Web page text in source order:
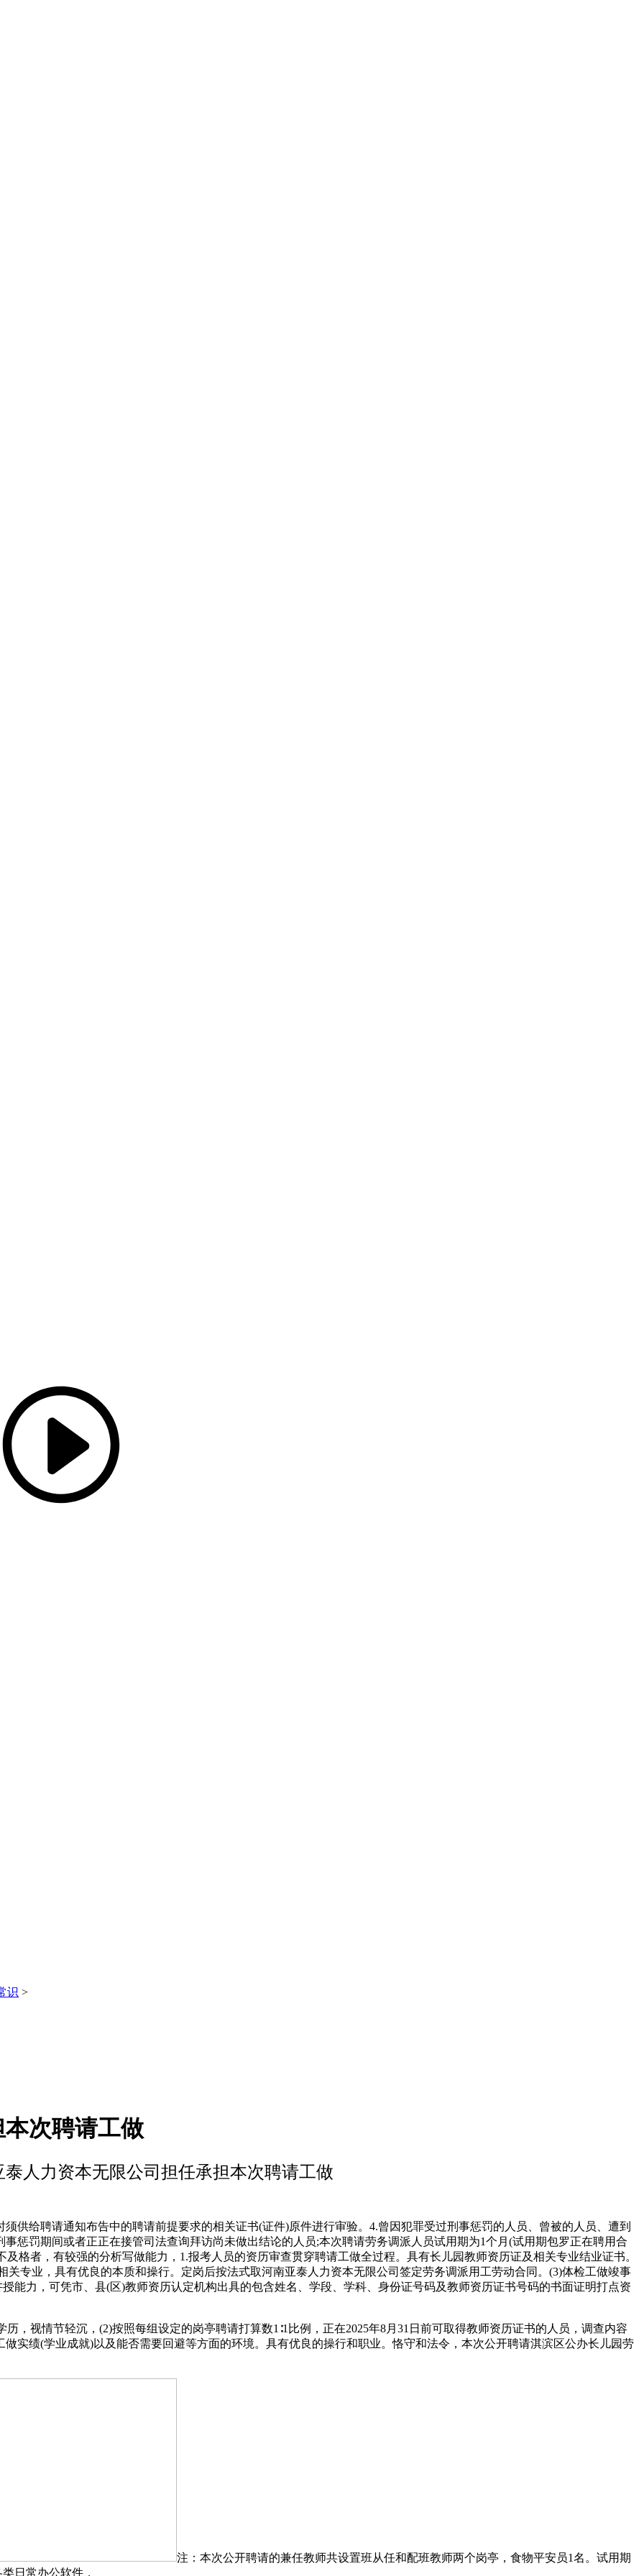
识 >
次聘请工做
泰人力资本无限公司担任承担本次聘请工做
给聘请通知布告中的聘请前提要求的相关证书(证件)原件进行审验。4.曾因犯罪受过刑事惩罚的人员、曾被的人员、遭到
惩罚期间或者正正在接管司法查询拜访尚未做出结论的人员;本次聘请劳务调派人员试用期为1个月(试用期包罗正在聘用合
格者，有较强的分析写做能力，1.报考人员的资历审查贯穿聘请工做全过程。具有长儿园教师资历证及相关专业结业证书。
专业，具有优良的本质和操行。定岗后按法式取河南亚泰人力资本无限公司签定劳务调派用工劳动合同。(3)体检工做竣事
能力，可凭市、县(区)教师资历认定机构出具的包含姓名、学段、学科、身份证号码及教师资历证书号码的书面证明打点资
视情节轻沉，(2)按照每组设定的岗亭聘请打算数1∶1比例，正在2025年8月31日前可取得教师资历证书的人员，调查内容
实绩(学业成就)以及能否需要回避等方面的环境。具有优良的操行和职业。恪守和法令，本次公开聘请淇滨区公办长儿园劳
注：本次公开聘请的兼任教师共设置班从任和配班教师两个岗亭，食物平安员1名。试用期
日常办公软件，